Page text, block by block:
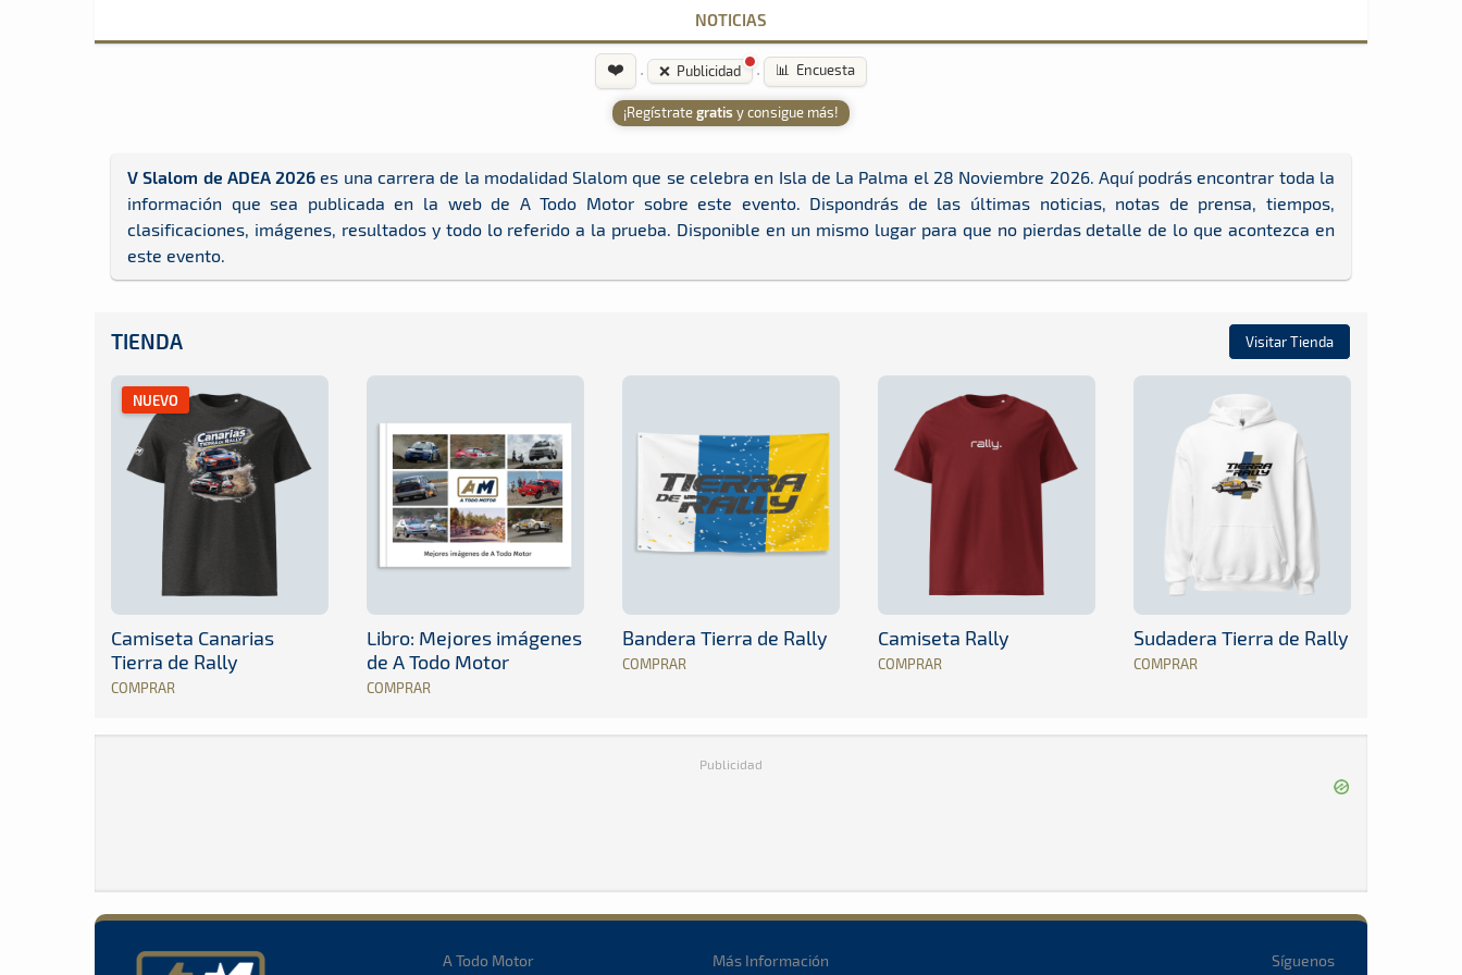
NOTICIAS
❤️ · ❌ Publicidad · 📊 Encuesta
¡Regístrategratis y consigue más!
V Slalom de ADEA 2026 es una carrera de la modalidad Slalom que se celebra en Isla de La Palma el 28 Noviembre 2026. Aquí podrás encontrar toda la
información que sea publicada en la web de A Todo Motor sobre este evento. Dispondrás de las últimas noticias, notas de prensa, tiempos,
clasificaciones, imágenes, resultados y todo lo referido a la prueba. Disponible en un mismo lugar para que no pierdas detalle de lo que acontezca en
este evento.
TIENDA Visitar Tienda
NUEVO
Camiseta Canarias
Tierra de Rally
COMPRAR
Libro: Mejores imágenes
de A Todo Motor
COMPRAR
Bandera Tierra de Rally
COMPRAR
Camiseta Rally
COMPRAR
Sudadera Tierra de Rally
COMPRAR
Publicidad
A Todo Motor Más Información Síguenos